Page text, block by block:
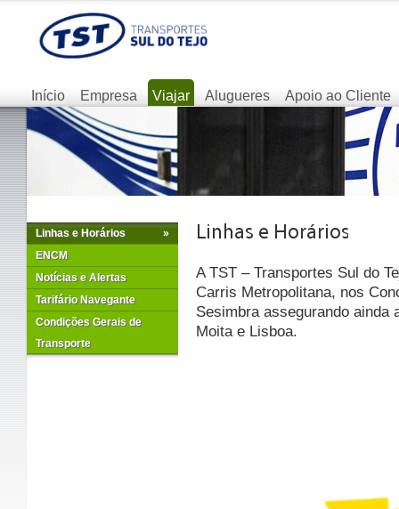
Início Empresa Viajar Alugueres Apoio ao Cliente
»
Linhas e Horários
ENCM
Notícias e Alertas
Tarifário Navegante
Condições Gerais de
Transporte
A TST – Transportes Sul do
Carris Metropolitana, nos
Sesimbra assegurando ainda
Moita e Lisboa.